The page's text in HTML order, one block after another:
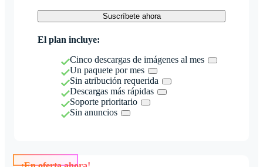
Suscríbete ahora
El plan incluye:
Cinco descargas de imágenes al mes
Un paquete por mes
Sin atribución requerida
Descargas más rápidas
Soporte prioritario
Sin anuncios